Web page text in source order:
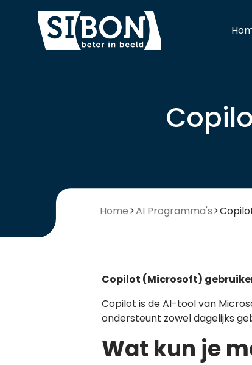
Home AI Programma's
Copilot (Microsoft)
Copilot is de AI-tool van
ondersteunt zowel dagelijks
Wat kun je